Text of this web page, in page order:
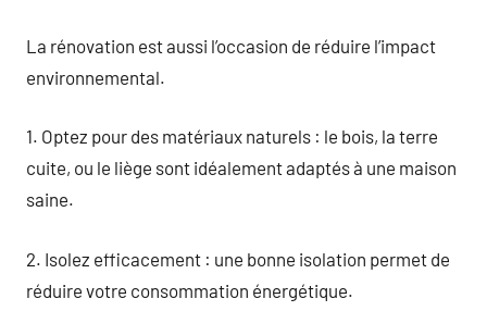
La rénovation est aussi l’occasion de réduire l’impact
environnemental.
1. Optez pour des matériaux naturels : le bois, la terre
cuite, ou le liège sont idéalement adaptés à une maison
saine.
2. Isolez efficacement : une bonne isolation permet de
réduire votre consommation énergétique.